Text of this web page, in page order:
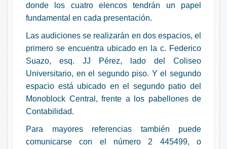
donde los cuatro elencos tendrán un papel
fundamental en cada presentación.
Las audiciones se realizarán en dos espacios, el
primero se encuentra ubicado en la c. Federico
Suazo, esq. JJ Pérez, lado del Coliseo
Universitario, en el segundo piso. Y el segundo
espacio está ubicado en el segundo patio del
Monoblock Central, frente a los pabellones de
Contabilidad.
Para mayores referencias también puede
comunicarse con el número 2 445499, o